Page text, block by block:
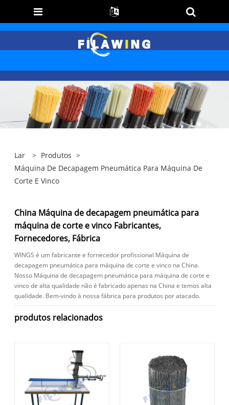
Lar > Produtos >
Máquina De Decapagem Pneumática Para Máquina De
Corte E Vinco
China Máquina de decapagem pneumática para
máquina de corte e vinco Fabricantes,
Fornecedores, Fábrica
WINGS é um fabricante e fornecedor profissional Máquina de
decapagem pneumática para máquina de corte e vinco na China.
Nosso Máquina de decapagem pneumática para máquina de corte e
vinco de alta qualidade não é fabricado apenas na China e temos alta
qualidade. Bem-vindo à nossa fábrica para produtos por atacado.
produtos relacionados